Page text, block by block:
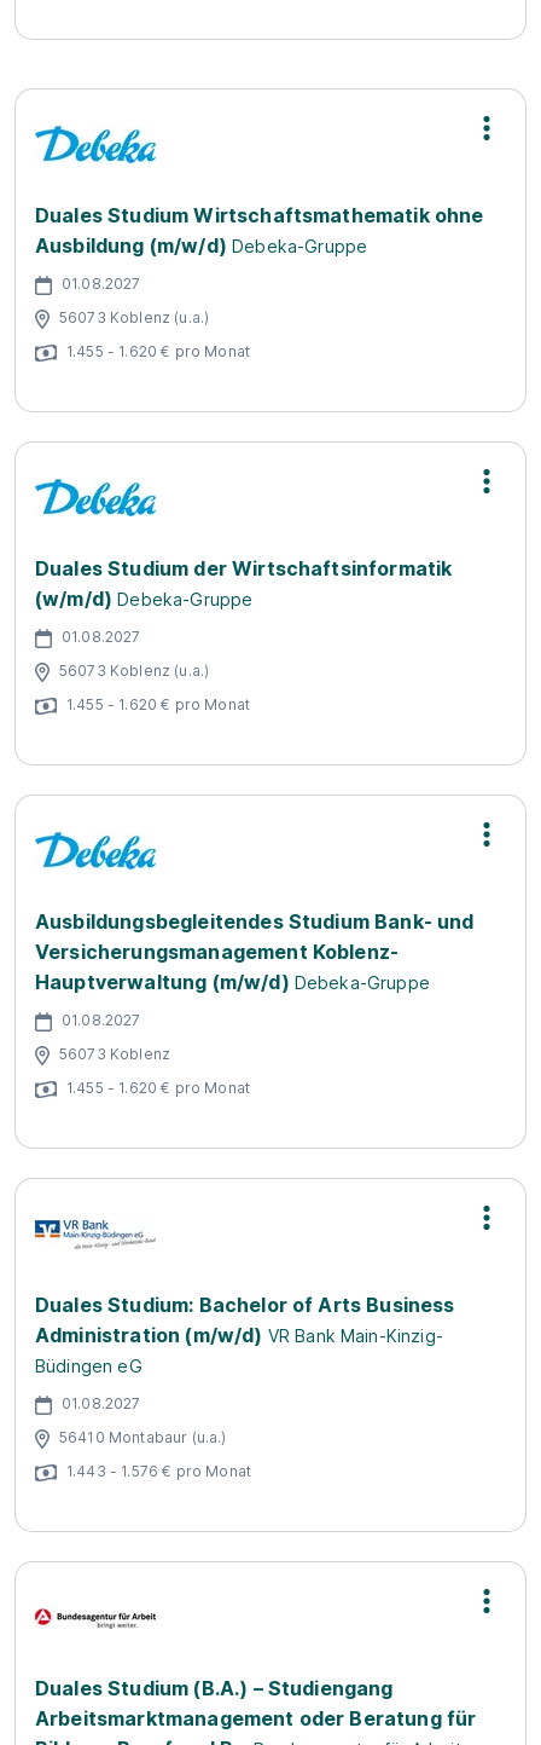
Duales Studium Wirtschaftsmathematik ohne
Ausbildung (m/w/d) Debeka-Gruppe
01.08.2027
56073 Koblenz (u.a.)
1.455 - 1.620 € pro Monat
Duales Studium der Wirtschaftsinformatik
(w/m/d) Debeka-Gruppe
01.08.2027
56073 Koblenz (u.a.)
1.455 - 1.620 € pro Monat
Ausbildungsbegleitendes Studium Bank- und
Versicherungsmanagement Koblenz-
Hauptverwaltung (m/w/d) Debeka-Gruppe
01.08.2027
56073 Koblenz
1.455 - 1.620 € pro Monat
Duales Studium: Bachelor of Arts Business
Administration (m/w/d) VR Bank Main-Kinzig-
Büdingen eG
01.08.2027
56410 Montabaur (u.a.)
1.443 - 1.576 € pro Monat
Duales Studium (B.A.) – Studiengang
Arbeitsmarktmanagement oder Beratung für